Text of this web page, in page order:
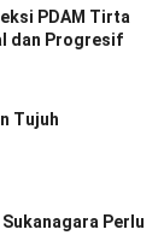
PDAM Tirta
dan Progresif
Tujuh
Perlu